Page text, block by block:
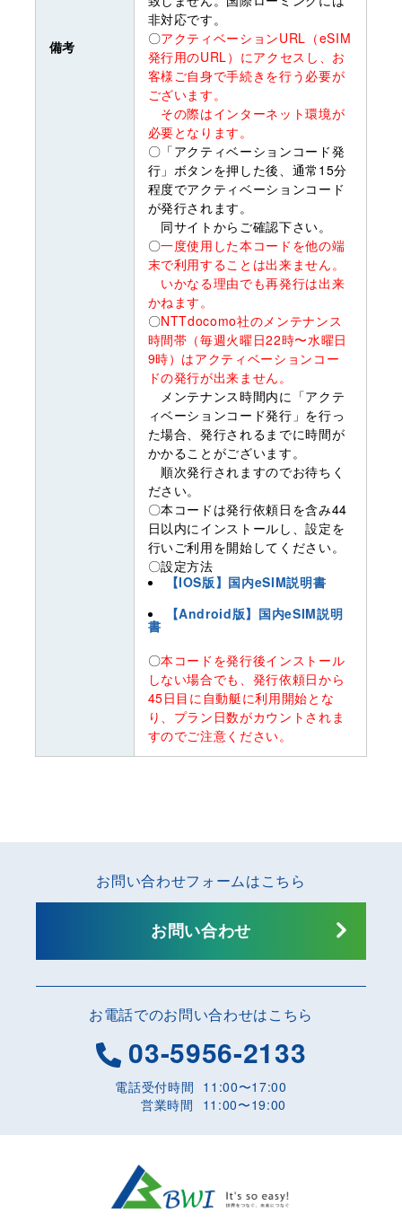
備考
非対応です。
〇アクティベーションURL（eSIM
発行用のURL）にアクセスし、お
客様ご自身で手続きを行う必要が
ございます。
その際はインターネット環境が
必要となります。
〇「アクティベーションコード発
行」ボタンを押した後、通常15分
程度でアクティベーションコード
が発行されます。
同サイトからご確認下さい。
〇一度使用した本コードを他の端
末で利用することは出来ません。
いかなる理由でも再発行は出来
かねます。
〇NTTdocomo社のメンテナンス
時間帯（毎週火曜日22時〜水曜日
9時）はアクティベーションコー
ドの発行が出来ません。
メンテナンス時間内に「アクテ
ィベーションコード発行」を行っ
た場合、発行されるまでに時間が
かかることがございます。
順次発行されますのでお待ちく
ださい。
〇本コードは発行依頼日を含み44
日以内にインストールし、設定を
行いご利用を開始してください。
〇設定方法
【IOS版】国内eSIM説明書
【Android版】国内eSIM説明
書
〇本コードを発行後インストール
しない場合でも、発行依頼日から
45日目に自動艇に利用開始とな
り、プラン日数がカウントされま
すのでご注意ください。
お電話でのお問い合わせはこちら
03-5956-2133
電話受付時間 11:00〜17:00
営業時間
11:00〜19:00
お問い合わせフォームはこちら
お問い合わせ